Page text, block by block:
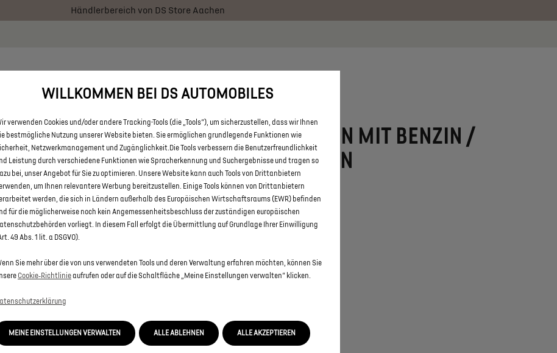
Händlerbereich von DS Store Aachen
DS 7 UND DS 7 CROSSBACK NEUWAGEN MIT BENZIN /
ANTRIEB VON DS STORE AACHEN
WILLKOMMEN BEI DS AUTOMOBILES
verwenden Cookies und/oder andere Tracking-Tools (die „Tools“), um sicherzustellen, dass wir Ihnen
bestmögliche Nutzung unserer Website bieten. Sie ermöglichen grundlegende Funktionen wie
Netzwerkmanagement und Zugänglichkeit.Die Tools verbessern die Benutzerfreundlichkeit
Leistung durch verschiedene Funktionen wie Spracherkennung und Suchergebnisse und tragen so
bei, unser Angebot für Sie zu optimieren. Unsere Website kann auch Tools von Drittanbietern
um Ihnen relevantere Werbung bereitzustellen. Einige Tools können von Drittanbietern
werden, die sich in Ländern außerhalb des Europäischen Wirtschaftsraums (EWR) befinden
für die möglicherweise noch kein Angemessenheitsbeschluss der zuständigen europäischen
vorliegt. In diesem Fall erfolgt die Übermittlung auf Grundlage Ihrer Einwilligung
49 Abs. 1 lit. a DSGVO).
Sie mehr über die von uns verwendeten Tools und deren Verwaltung erfahren möchten, können Sie
Cookie‑Richtlinieaufrufen oder auf die Schaltfläche „Meine Einstellungen verwalten“ klicken.
MEINE EINSTELLUNGEN VERWALTEN ALLE AKZEPTIEREN
ALLE ABLEHNEN